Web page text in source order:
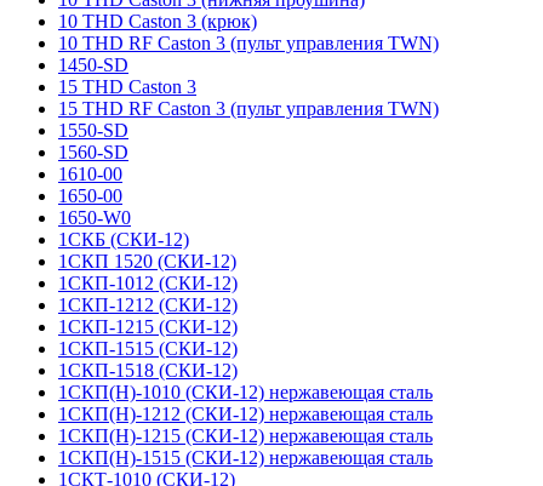
10 THD Caston 3 (крюк)
10 THD RF Caston 3 (пульт управления TWN)
1450-SD
15 THD Caston 3
15 THD RF Caston 3 (пульт управления TWN)
1550-SD
1560-SD
1610-00
1650-00
1650-W0
1СКБ (СКИ-12)
1СКП 1520 (СКИ-12)
1СКП-1012 (СКИ-12)
1СКП-1212 (СКИ-12)
1СКП-1215 (СКИ-12)
1СКП-1515 (СКИ-12)
1СКП-1518 (СКИ-12)
1СКП(Н)-1010 (СКИ-12) нержавеющая сталь
1СКП(Н)-1212 (СКИ-12) нержавеющая сталь
1СКП(Н)-1215 (СКИ-12) нержавеющая сталь
1СКП(Н)-1515 (СКИ-12) нержавеющая сталь
1СКТ-1010 (СКИ-12)